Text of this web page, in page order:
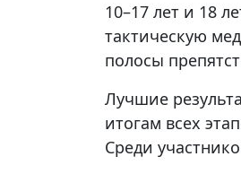
10–17 лет и 18
тактическую
полосы
Лучшие
итогам всех
Среди